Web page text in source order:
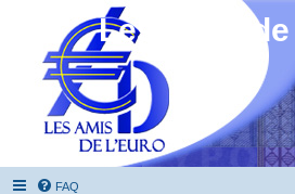
Les Amis
FAQ